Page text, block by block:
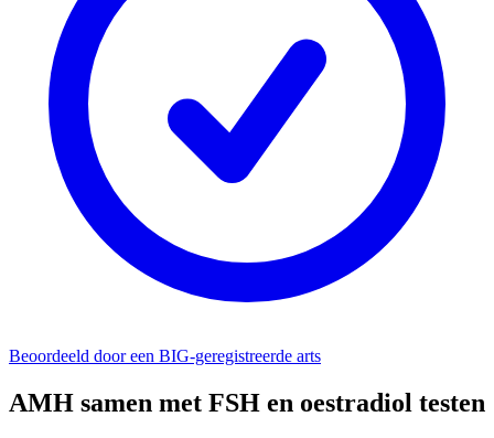
Beoordeeld door een BIG-geregistreerde arts
AMH samen met FSH en oestradiol testen